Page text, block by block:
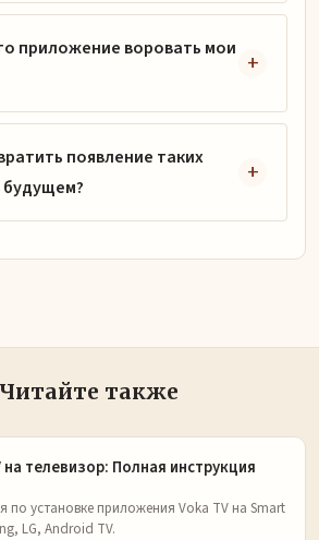
приложение воровать мои
появление таких
Читайте также
на телевизор: Полная инструкция
по установке приложения Voka TV на Smart
LG, Android TV.